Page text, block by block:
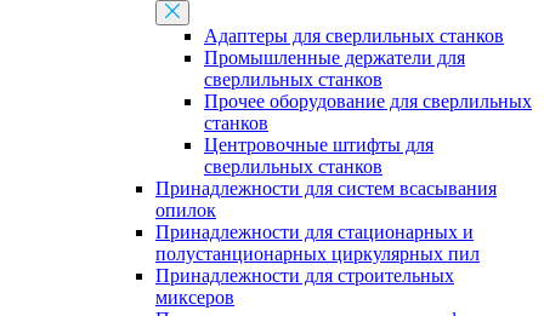
Адаптеры для сверлильных станков
Промышленные держатели для
сверлильных станков
Прочее оборудование для сверлильных
станков
Центровочные штифты для
сверлильных станков
Принадлежности для систем всасывания
опилок
Принадлежности для стационарных и
полустанционарных циркулярных пил
Принадлежности для строительных
миксеров